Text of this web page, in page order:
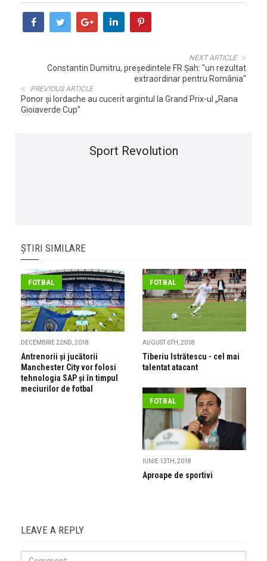
NEXT ARTICLE
Constantin Dumitru, preşedintele FR Şah: "un rezultat
extraordinar pentru România"
PREVIOUS ARTICLE
Ponor şi Iordache au cucerit argintul la Grand Prix-ul „Rana
Gioiaverde Cup”
Sport Revolution
ȘTIRI SIMILARE
FOTBAL
DECEMBRIE 22ND, 2018
Antrenorii și jucătorii
Manchester City vor folosi
tehnologia SAP și în timpul
meciurilor de fotbal
FOTBAL
AUGUST 6TH, 2018
Tiberiu Istrătescu - cel mai
talentat atacant
FOTBAL
IUNIE 13TH, 2018
Aproape de sportivi
LEAVE A REPLY